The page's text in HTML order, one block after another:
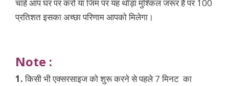
चाहें आप घर पर करो या जिम पर यह थोड़ा मुश्किल जरूर है पर 100
प्रतिशत इसका अच्छा परिणाम आपको मिलेगा।
Note :
1.किसी भी एक्सरसाइज को शुरू करने से पहले 7 मिनट का